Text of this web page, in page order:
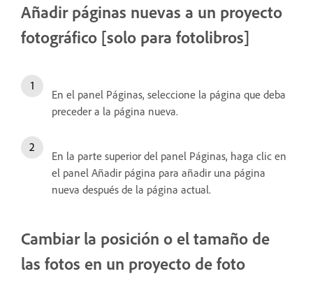
Añadir páginas nuevas a un proyecto
fotográfico [solo para fotolibros]
En el panel Páginas, seleccione la página que deba
preceder a la página nueva.
En la parte superior del panel Páginas, haga clic en
el panel Añadir página para añadir una página
nueva después de la página actual.
Cambiar la posición o el tamaño de
las fotos en un proyecto de foto